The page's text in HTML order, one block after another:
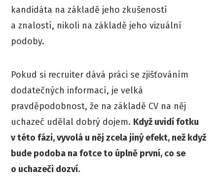
kandidáta na základě jeho zkušeností
a znalostí, nikoli na základě jeho vizuální
podoby.
Pokud si recruiter dává práci se zjišťováním
dodatečných informací, je velká
pravděpodobnost, že na základě CV na něj
uchazeč udělal dobrý dojem. Když uvidí fotku
v této fázi, vyvolá u něj zcela jiný efekt, než když
bude podoba na fotce to úplně první, co se
o uchazeči dozví.